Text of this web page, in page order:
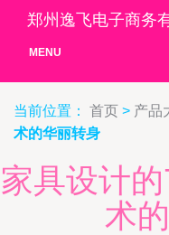
郑州逸飞电子商务
MENU
当前位置： 首页 > 产品
术的华丽转身
家具设计
术